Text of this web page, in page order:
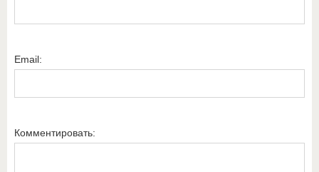
Email:
Комментировать: